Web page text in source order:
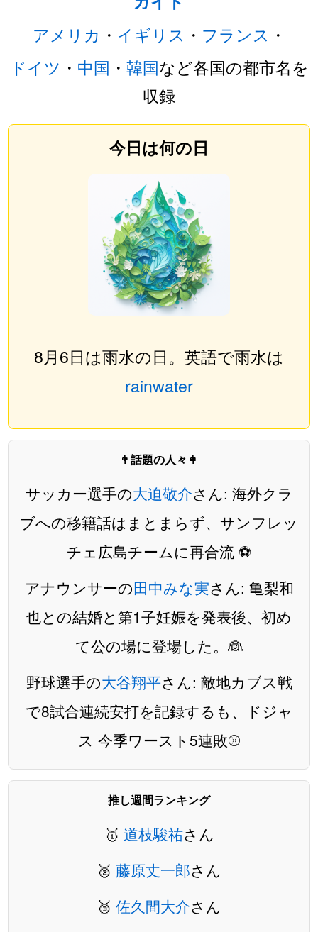
アメリカ ・ イギリス ・ フランス ・
ドイツ ・ 中国 ・ 韓国など各国の都市名を
収録
今日は何の日
8月6日は雨水の日。英語で雨水は
rainwater
👨話題の人々👩
サッカー選手の大迫敬介さん: 海外クラ
ブへの移籍話はまとまらず、サンフレッ
チェ広島チームに再合流 ⚽️
アナウンサーの田中みな実さん: 亀梨和
也との結婚と第1子妊娠を発表後、初め
て公の場に登場した。👰
野球選手の大谷翔平さん: 敵地カブス戦
で8試合連続安打を記録するも、ドジャ
ス 今季ワースト5連敗⚾️
推し週間ランキング
🥇 道枝駿祐さん
🥈 藤原丈一郎さん
🥉 佐久間大介さん